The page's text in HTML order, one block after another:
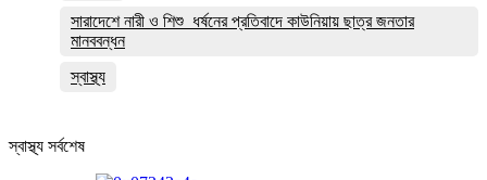
সারাদেশে নারী ও শিশু ধর্ষনের প্রতিবাদে কাউনিয়ায় ছাত্র জনতার
মানববন্ধন
স্বাস্থ্য
স্বাস্থ্য সর্বশেষ